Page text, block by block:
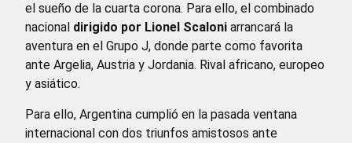
el sueño de la cuarta corona. Para ello, el combinado
nacional dirigido por Lionel Scaloni arrancará la
aventura en el Grupo J, donde parte como favorita
ante Argelia, Austria y Jordania. Rival africano, europeo
y asiático.
Para ello, Argentina cumplió en la pasada ventana
internacional con dos triunfos amistosos ante